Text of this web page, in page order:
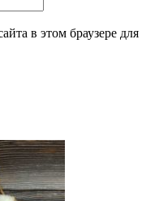
в этом браузере для